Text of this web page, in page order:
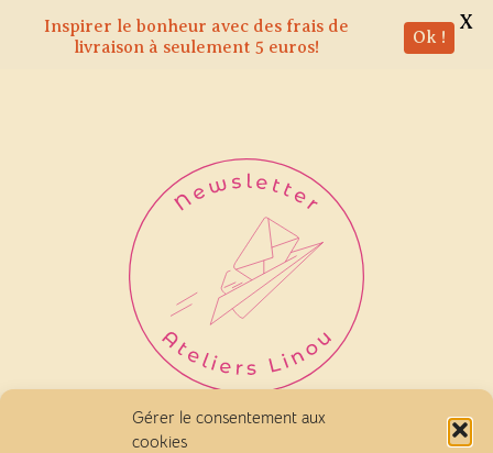
Gérer le consentement aux
cookies
Ce n'est qu'un au revoir
Inspirer le bonheur avec des frais de
livraison à seulement 5 euros!
Ok !
X